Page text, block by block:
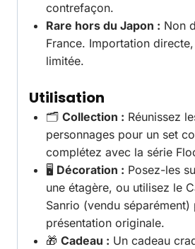
contrefaçon.
Rare hors du Japon : Non
France. Importation
limitée.
Utilisation
🗂️ Collection : Réunissez
personnages pour un set
complétez avec la série
🖥️ Décoration : Posez-les
une étagère, ou utilisez le
Sanrio (vendu séparément)
présentation originale.
🎁 Cadeau : Un cadeau